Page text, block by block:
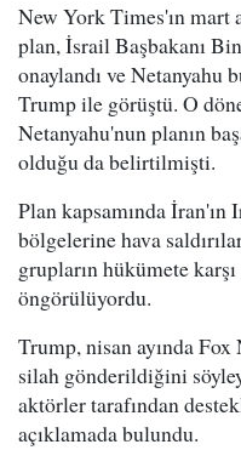
New York Times'ın mart
plan, İsrail Başbakanı
onaylandı ve Netanyahu
Trump ile görüştü. O
Netanyahu'nun planın
olduğu da belirtilmişti.
Plan kapsamında İran'ın
bölgelerine hava
grupların hükümete
öngörülüyordu.
Trump, nisan ayında
silah gönderildiğini
aktörler tarafından
açıklamada bulundu.